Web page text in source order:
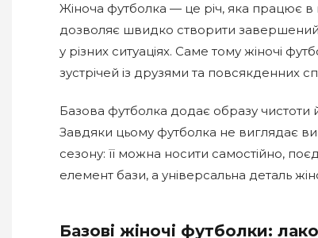
Жіноча футболка — це річ, яка працює
дозволяє швидко створити завершений
у різних ситуаціях. Саме тому жіночі
зустрічей із друзями та повсякденних
Базова футболка додає образу чистоти
Завдяки цьому футболка не виглядає
сезону: її можна носити самостійно,
елемент бази, а універсальна деталь
Базові жіночі футболки: